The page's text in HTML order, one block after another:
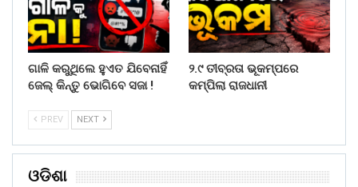
ଗାଳି କରୁଥିଲେ ହୁଏତ ଯିବେନାହିଁ
ଜେଲ୍ କିନ୍ତୁ ଭୋଗିବେ ସଜା !
୨.୯ ତୀବ୍ରତା ଭୂକମ୍ପରେ
କମ୍ପିଲା ରାଜଧାନୀ
PREV NEXT
ଓଡିଶା